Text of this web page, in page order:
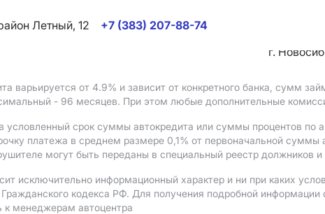
Летный, 12
+7 (383) 207-88-74
г.
варьируется от 4.9% и зависит от конкретного банка, сумм
- 96 месяцев. При этом любые дополнительные
условленный срок суммы автокредита или суммы процентов по
платежа в среднем размере 0,1% от первоначальной
могут быть переданы в специальный реестр должников
исключительно информационный характер и ни при каких
кодекса РФ. Для получения подробной информации
к менеджерам автоцентра